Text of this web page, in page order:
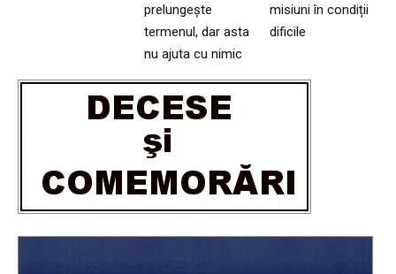
prelungește
termenul, dar asta
nu ajuta cu nimic
misiuni în condiții
dificile